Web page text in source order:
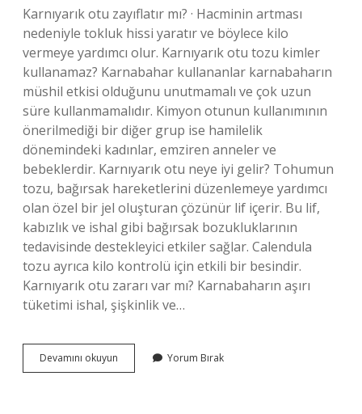
Karnıyarık otu zayıflatır mı? · Hacminin artması
nedeniyle tokluk hissi yaratır ve böylece kilo
vermeye yardımcı olur. Karnıyarık otu tozu kimler
kullanamaz? Karnabahar kullananlar karnabaharın
müshil etkisi olduğunu unutmamalı ve çok uzun
süre kullanmamalıdır. Kimyon otunun kullanımının
önerilmediği bir diğer grup ise hamilelik
dönemindeki kadınlar, emziren anneler ve
bebeklerdir. Karnıyarık otu neye iyi gelir? Tohumun
tozu, bağırsak hareketlerini düzenlemeye yardımcı
olan özel bir jel oluşturan çözünür lif içerir. Bu lif,
kabızlık ve ishal gibi bağırsak bozukluklarının
tedavisinde destekleyici etkiler sağlar. Calendula
tozu ayrıca kilo kontrolü için etkili bir besindir.
Karnıyarık otu zararı var mı? Karnabaharın aşırı
tüketimi ishal, şişkinlik ve…
Devamını okuyun Karnıyarık
Otu
Yorum Bırak